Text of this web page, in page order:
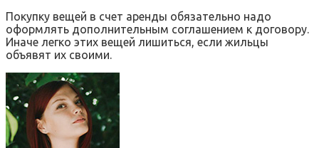
Покупку вещей в счет аренды обязательно надо
оформлять дополнительным соглашением к договору.
Иначе легко этих вещей лишиться, если жильцы
объявят их своими.